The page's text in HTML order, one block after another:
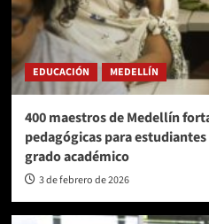
EDUCACIÓN MEDELLÍN
400 maestros de Medellín
pedagógicas para
grado académico
3 de febrero de 2026